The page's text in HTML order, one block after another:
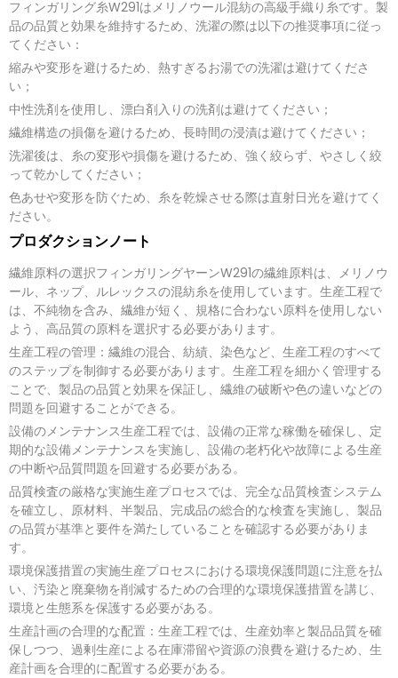
フィンガリング糸W291はメリノウール混紡の高級手織り糸です。製
品の品質と効果を維持するため、洗濯の際は以下の推奨事項に従っ
てください：
縮みや変形を避けるため、熱すぎるお湯での洗濯は避けてくださ
い；
中性洗剤を使用し、漂白剤入りの洗剤は避けてください；
繊維構造の損傷を避けるため、長時間の浸漬は避けてください；
洗濯後は、糸の変形や損傷を避けるため、強く絞らず、やさしく絞
って乾かしてください；
色あせや変形を防ぐため、糸を乾燥させる際は直射日光を避けてく
ださい。
プロダクションノート
繊維原料の選択フィンガリングヤーンW291の繊維原料は、メリノウ
ール、ネップ、ルレックスの混紡糸を使用しています。生産工程で
は、不純物を含み、繊維が短く、規格に合わない原料を使用しない
よう、高品質の原料を選択する必要があります。
生産工程の管理：繊維の混合、紡績、染色など、生産工程のすべて
のステップを制御する必要があります。生産工程を細かく管理する
ことで、製品の品質と効果を保証し、繊維の破断や色の違いなどの
問題を回避することができる。
設備のメンテナンス生産工程では、設備の正常な稼働を確保し、定
期的な設備メンテナンスを実施し、設備の老朽化や故障による生産
の中断や品質問題を回避する必要がある。
品質検査の厳格な実施生産プロセスでは、完全な品質検査システム
を確立し、原材料、半製品、完成品の総合的な検査を実施し、製品
の品質が基準と要件を満たしていることを確認する必要がありま
す。
環境保護措置の実施生産プロセスにおける環境保護問題に注意を払
い、汚染と廃棄物を削減するための合理的な環境保護措置を講じ、
環境と生態系を保護する必要がある。
生産計画の合理的な配置：生産工程では、生産効率と製品品質を確
保しつつ、過剰生産による在庫滞留や資源の浪費を避けるため、生
産計画を合理的に配置する必要がある。